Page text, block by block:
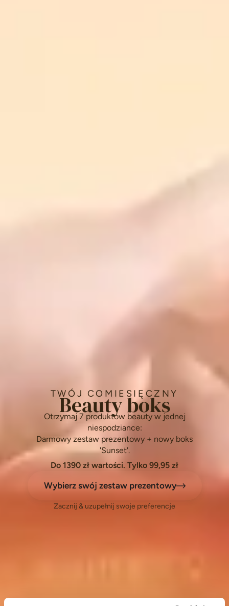
TWÓJ COMIESIĘCZNY
Beauty boks
Otrzymaj 7 produktów beauty w jednej
niespodziance:
Darmowy zestaw prezentowy + nowy boks
'Sunset'.
Do 1390 zł wartości. Tylko 99,95 zł
Wybierz swój zestaw prezentowy
Zacznij & uzupełnij swoje preferencje